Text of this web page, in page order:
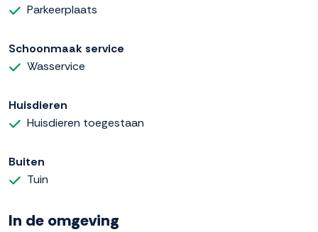
Parkeerplaats
Schoonmaak service
Wasservice
Huisdieren
Huisdieren toegestaan
Buiten
Tuin
In de omgeving